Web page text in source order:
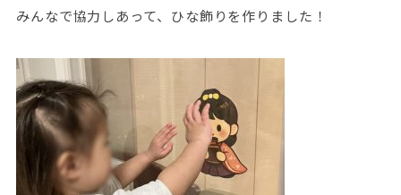
みんなで協力しあって、ひな飾りを作りました！